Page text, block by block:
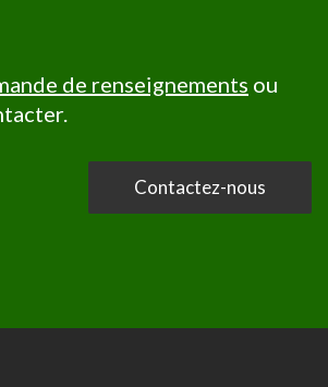
de renseignements ou
Contactez-nous